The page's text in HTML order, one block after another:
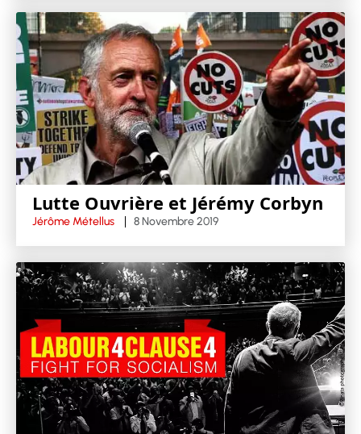
Lutte Ouvrière et Jérémy Corbyn
Jérôme Métellus 8 Novembre 2019